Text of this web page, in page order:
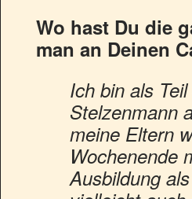
Wo hast Du die
man an Deinen
Ich bin als
Stelzenmann
meine Eltern
Wochenende
Ausbildung